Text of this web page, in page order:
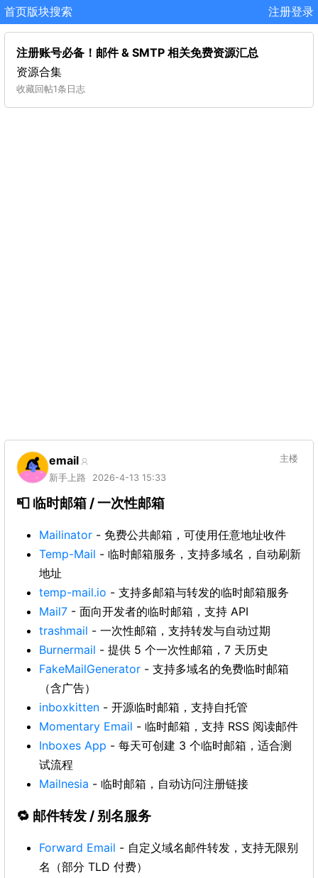
首页版块搜索 注册登录
注册账号必备！邮件 & SMTP 相关免费资源汇总
资源合集
收藏回帖1条日志
email
新手上路 2026-4-13 15:33
主楼
📮 临时邮箱 / 一次性邮箱
Mailinator - 免费公共邮箱，可使用任意地址收件
Temp-Mail - 临时邮箱服务，支持多域名，自动刷新
地址
temp-mail.io - 支持多邮箱与转发的临时邮箱服务
Mail7 - 面向开发者的临时邮箱，支持 API
trashmail - 一次性邮箱，支持转发与自动过期
Burnermail - 提供 5 个一次性邮箱，7 天历史
FakeMailGenerator - 支持多域名的免费临时邮箱
（含广告）
inboxkitten - 开源临时邮箱，支持自托管
Momentary Email - 临时邮箱，支持 RSS 阅读邮件
Inboxes App - 每天可创建 3 个临时邮箱，适合测
试流程
Mailnesia - 临时邮箱，自动访问注册链接
🔁 邮件转发 / 别名服务
Forward Email - 自定义域名邮件转发，支持无限别
名（部分 TLD 付费）